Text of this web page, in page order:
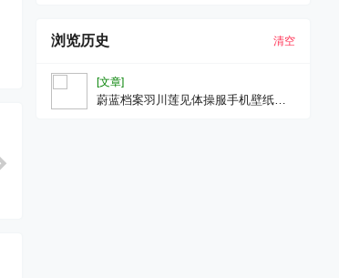
浏览历史 清空
[文章]
蔚蓝档案羽川莲见体操服手机壁纸游